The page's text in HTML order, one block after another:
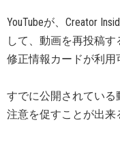
YouTubeが、Creator
して、動画を再投稿
修正情報カードが利用
すでに公開されてい
注意を促すことが出来